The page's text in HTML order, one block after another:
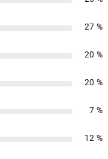
27 %
20 %
20 %
7 %
12 %